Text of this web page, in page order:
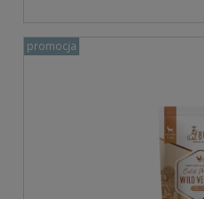
promocja